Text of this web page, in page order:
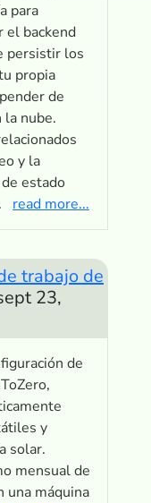
para
el backend
persistir los
propia
de
la nube.
y la
estado
read more...
trabajo de
23,
de
y
solar.
mensual de
una máquina